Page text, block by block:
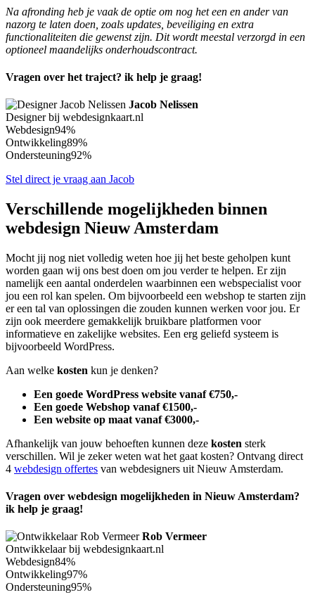
Na afronding heb je vaak de optie om nog het een en ander van
nazorg te laten doen, zoals updates, beveiliging en extra
functionaliteiten die gewenst zijn. Dit wordt meestal verzorgd in een
optioneel maandelijks onderhoudscontract.
Vragen over het traject? ik help je graag!
Jacob Nelissen
Designer bij webdesignkaart.nl
Webdesign94%
Ontwikkeling89%
Ondersteuning92%
Stel direct je vraag aan Jacob
Verschillende mogelijkheden binnen
webdesign Nieuw Amsterdam
Mocht jij nog niet volledig weten hoe jij het beste geholpen kunt
worden gaan wij ons best doen om jou verder te helpen. Er zijn
namelijk een aantal onderdelen waarbinnen een webspecialist voor
jou een rol kan spelen. Om bijvoorbeeld een webshop te starten zijn
er een tal van oplossingen die zouden kunnen werken voor jou. Er
zijn ook meerdere gemakkelijk bruikbare platformen voor
informatieve en zakelijke websites. Een erg geliefd systeem is
bijvoorbeeld WordPress.
Aan welke kosten kun je denken?
Een goede WordPress website vanaf €750,-
Een goede Webshop vanaf €1500,-
Een website op maat vanaf €3000,-
Afhankelijk van jouw behoeften kunnen deze kosten sterk
verschillen. Wil je zeker weten wat het gaat kosten? Ontvang direct
4 webdesign offertes van webdesigners uit Nieuw Amsterdam.
Vragen over webdesign mogelijkheden in Nieuw Amsterdam?
ik help je graag!
Rob Vermeer
Ontwikkelaar bij webdesignkaart.nl
Webdesign84%
Ontwikkeling97%
Ondersteuning95%